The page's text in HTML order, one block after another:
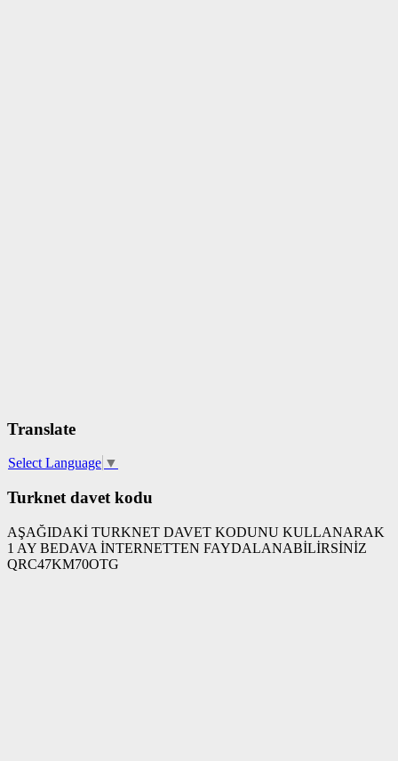
Translate
Select Language ▼
Turknet davet kodu
AŞAĞIDAKİ TURKNET DAVET KODUNU KULLANARAK
1 AY BEDAVA İNTERNETTEN FAYDALANABİLİRSİNİZ
QRC47KM70OTG